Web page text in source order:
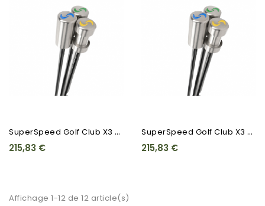
S
UperSpeed Golf Club X3 -...
215,83 €
S
UperSpeed Golf Club X3 -...
215,83 €
Affichage 1-12 de 12 article(s)